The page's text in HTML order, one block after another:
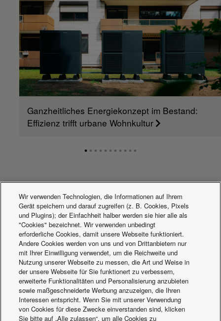
Ganzheitliches Energiekonzept im Bestand:
Effizienz trifft urbane Wohnkultur
Aktuelles
Wir verwenden Technologien, die Informationen auf Ihrem
Gerät speichern und darauf zugreifen (z. B. Cookies, Pixels
und Plugins); der Einfachheit halber werden sie hier alle als
"Cookies" bezeichnet. Wir verwenden unbedingt
erforderliche Cookies, damit unsere Webseite funktioniert.
Andere Cookies werden von uns und von Drittanbietern nur
mit Ihrer Einwilligung verwendet, um die Reichweite und
Nutzung unserer Webseite zu messen, die Art und Weise in
der unsere Webseite für Sie funktionert zu verbessern,
erweiterte Funktionalitäten und Personalisierung anzubieten
sowie maßgeschneiderte Werbung anzuzeigen, die Ihren
Interessen entspricht. Wenn Sie mit unserer Verwendung
von Cookies für diese Zwecke einverstanden sind, klicken
Sie bitte auf „Alle zulassen“, um alle Cookies zu